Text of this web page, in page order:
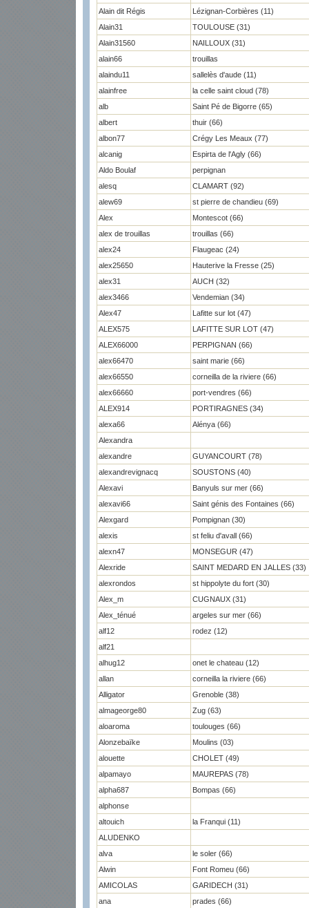
Alain dit Régis
Lézignan-Corbières (11)
Alain31
TOULOUSE (31)
Alain31560
NAILLOUX (31)
alain66
trouillas
alaindu11
sallelès d'aude (11)
alainfree
la celle saint cloud (78)
alb
Saint Pé de Bigorre (65)
albert
thuir (66)
albon77
Crégy Les Meaux (77)
alcanig
Espirta de l'Agly (66)
Aldo Boulaf
perpignan
alesq
CLAMART (92)
alew69
st pierre de chandieu (69)
Alex
Montescot (66)
alex de trouillas
trouillas (66)
alex24
Flaugeac (24)
alex25650
Hauterive la Fresse (25)
alex31
AUCH (32)
alex3466
Vendemian (34)
Alex47
Lafitte sur lot (47)
ALEX575
LAFITTE SUR LOT (47)
ALEX66000
PERPIGNAN (66)
alex66470
saint marie (66)
alex66550
corneilla de la riviere (66)
alex66660
port-vendres (66)
ALEX914
PORTIRAGNES (34)
alexa66
Alénya (66)
Alexandra
alexandre
GUYANCOURT (78)
alexandrevignacq
SOUSTONS (40)
Alexavi
Banyuls sur mer (66)
alexavi66
Saint génis des Fontaines (66)
Alexgard
Pompignan (30)
alexis
st feliu d'avall (66)
alexn47
MONSEGUR (47)
Alexride
SAINT MEDARD EN JALLES (33)
alexrondos
st hippolyte du fort (30)
Alex_m
CUGNAUX (31)
Alex_ténué
argeles sur mer (66)
alf12
rodez (12)
alf21
alhug12
onet le chateau (12)
allan
corneilla la riviere (66)
Alligator
Grenoble (38)
almageorge80
Zug (63)
aloaroma
toulouges (66)
Alonzebaïke
Moulins (03)
alouette
CHOLET (49)
alpamayo
MAUREPAS (78)
alpha687
Bompas (66)
alphonse
altouich
la Franqui (11)
ALUDENKO
alva
le soler (66)
Alwin
Font Romeu (66)
AMICOLAS
GARIDECH (31)
ana
prades (66)